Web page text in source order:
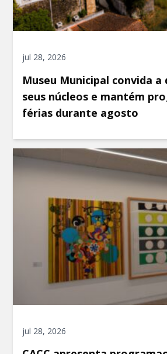
jul 28, 2026
Museu Municipal convida a
seus núcleos e mantém
férias durante agosto
jul 28, 2026